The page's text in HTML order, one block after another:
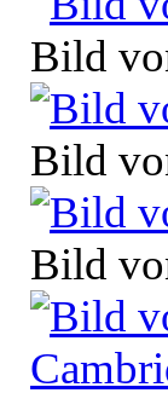
Bild
Bild
Bild